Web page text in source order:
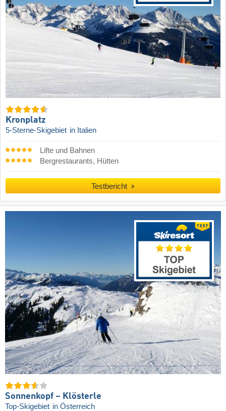
Kronplatz
5-Sterne-Skigebiet in Italien
Lifte und Bahnen
Bergrestaurants, Hütten
Testbericht
Sonnenkopf – Klösterle
Top-Skigebiet in Österreich